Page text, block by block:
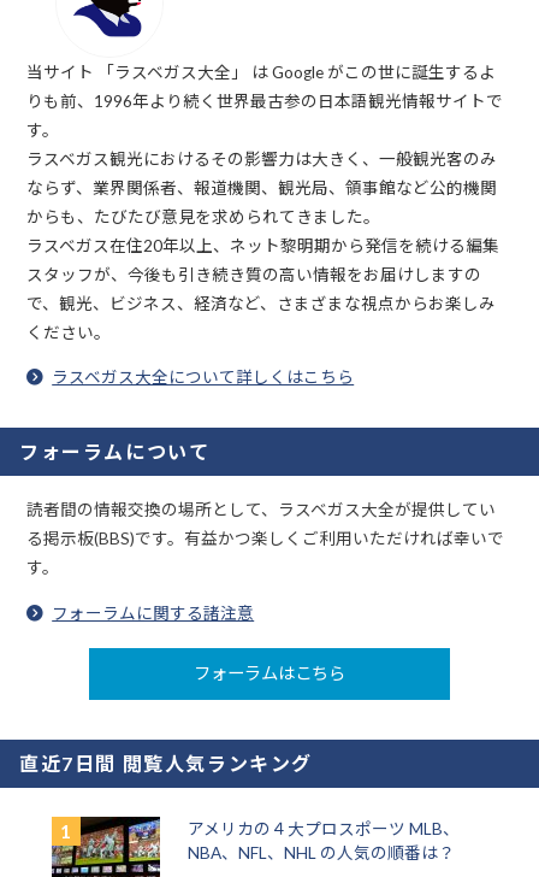
当サイト 「ラスベガス大全」 は Google がこの世に誕生するよ
りも前、1996年より続く世界最古参の日本語観光情報サイトで
す。
ラスベガス観光におけるその影響力は大きく、一般観光客のみ
ならず、業界関係者、報道機関、観光局、領事館など公的機関
からも、たびたび意見を求められてきました。
ラスベガス在住20年以上、ネット黎明期から発信を続ける編集
スタッフが、今後も引き続き質の高い情報をお届けしますの
で、観光、ビジネス、経済など、さまざまな視点からお楽しみ
ください。
ラスベガス大全について詳しくはこちら
フォーラムについて
読者間の情報交換の場所として、ラスベガス大全が提供してい
る掲示板(BBS)です。有益かつ楽しくご利用いただければ幸いで
す。
フォーラムに関する諸注意
フォーラムはこちら
直近7日間 閲覧人気ランキング
アメリカの４大プロスポーツ MLB、
NBA、NFL、NHL の人気の順番は？